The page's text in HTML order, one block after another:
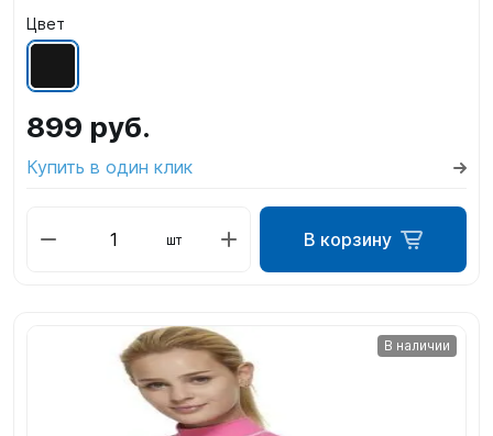
Цвет
899 руб.
Купить в один клик
шт В корзину
В наличии